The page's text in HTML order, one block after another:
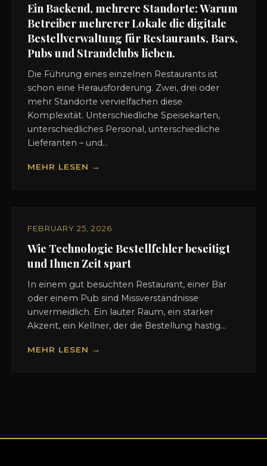
Ein Backend, mehrere Standorte: Warum
Betreiber mehrerer Lokale die digitale
Bestellverwaltung für Restaurants, Bars,
Pubs und Strandclubs lieben.
Die Führung eines einzelnen Restaurants ist
schon eine Herausforderung. Zwei, drei oder
mehr Standorte vervielfachen diese
Komplexität. Unterschiedliche Speisekarten,
unterschiedliches Personal, unterschiedliche
Lieferanten – und...
MEHR LESEN →
FEBRUARY 25, 2026
Wie Technologie Bestellfehler beseitigt
und Ihnen Zeit spart
In einem gut besuchten Restaurant, einer Bar
oder einem Pub sind Missverständnisse
unvermeidlich. Ein lauter Raum, ein starker
Akzent, ein Kellner, der die Bestellung hastig...
MEHR LESEN →